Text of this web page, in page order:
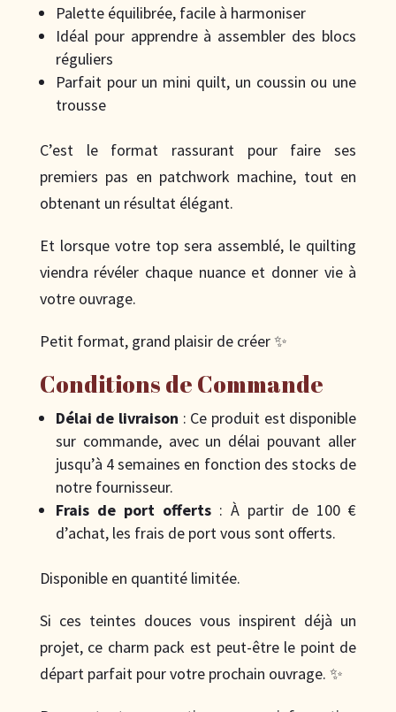
Palette équilibrée, facile à harmoniser
Idéal pour apprendre à assembler des blocs
réguliers
Parfait pour un mini quilt, un coussin ou une
trousse
C’est le format rassurant pour faire ses
premiers pas en patchwork machine, tout en
obtenant un résultat élégant.
Et lorsque votre top sera assemblé, le quilting
viendra révéler chaque nuance et donner vie à
votre ouvrage.
Petit format, grand plaisir de créer ✨
Conditions de Commande
Délai de livraison : Ce produit est disponible
sur commande, avec un délai pouvant aller
jusqu’à 4 semaines en fonction des stocks de
notre fournisseur.
Frais de port offerts: À partir de 100 €
d’achat, les frais de port vous sont offerts.
Disponible en quantité limitée.
Si ces teintes douces vous inspirent déjà un
projet, ce charm pack est peut-être le point de
départ parfait pour votre prochain ouvrage. ✨